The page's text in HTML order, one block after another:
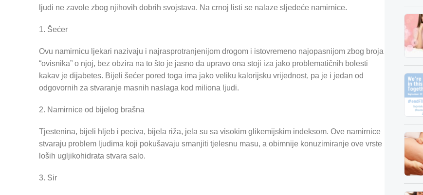
ljudi ne zavole zbog njihovih dobrih svojstava. Na crnoj listi se nalaze sljedeće namirnice.
1. Šećer
Ovu namirnicu ljekari nazivaju i najrasprotranjenijom drogom i istovremeno najopasnijom zbog broja
“ovisnika” o njoj, bez obzira na to što je jasno da upravo ona stoji iza jako problematičnih bolesti
kakav je dijabetes. Bijeli šećer pored toga ima jako veliku kalorijsku vrijednost, pa je i jedan od
odgovornih za stvaranje masnih naslaga kod miliona ljudi.
2. Namirnice od bijelog brašna
Tjestenina, bijeli hljeb i peciva, bijela riža, jela su sa visokim glikemijskim indeksom. Ove namirnice
stvaraju problem ljudima koji pokušavaju smanjiti tjelesnu masu, a obimnije konuzimiranje ove vrste
loših ugljikohidrata stvara salo.
3. Sir